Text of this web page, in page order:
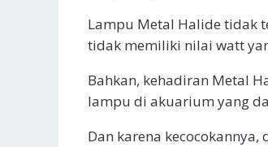
Lampu Metal Halide tidak
tidak memiliki nilai watt
Bahkan, kehadiran Metal
lampu di akuarium yang
Dan karena